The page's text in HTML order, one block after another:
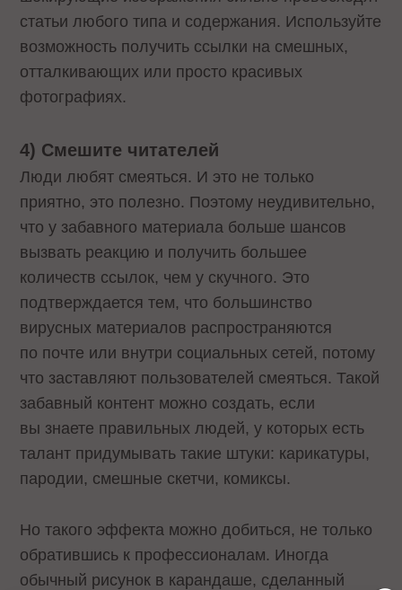
статьи любого типа и содержания. Используйте
возможность получить ссылки на смешных,
отталкивающих или просто красивых
фотографиях.
4) Смешите читателей
Люди любят смеяться. И это не только
приятно, это полезно. Поэтому неудивительно,
что у забавного материала больше шансов
вызвать реакцию и получить большее
количеств ссылок, чем у скучного. Это
подтверждается тем, что большинство
вирусных материалов распространяются
по почте или внутри социальных сетей, потому
что заставляют пользователей смеяться. Такой
забавный контент можно создать, если
вы знаете правильных людей, у которых есть
талант придумывать такие штуки: карикатуры,
пародии, смешные скетчи, комиксы.
Но такого эффекта можно добиться, не только
обратившись к профессионалам. Иногда
обычный рисунок в карандаше, сделанный